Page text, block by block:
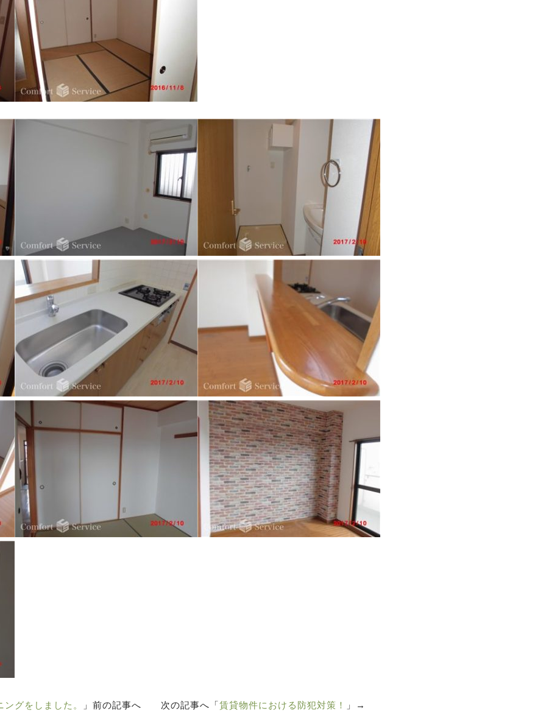
グをしました。 」前の記事へ 次の記事へ「賃貸物件における防犯対策！ 」→